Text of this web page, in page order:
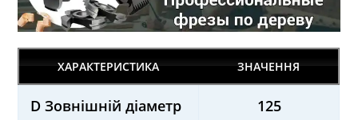
ХАРАКТЕРИСТИКА ЗНАЧЕННЯ
D Зовнішній діаметр
125